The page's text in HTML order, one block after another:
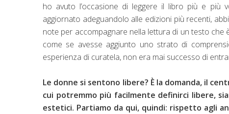
ho avuto l’occasione di leggere il libro più e più
aggiornato adeguandolo alle edizioni più recenti,
note per accompagnare nella lettura di un testo che
come se avesse aggiunto uno strato di
esperienza di curatela, non era mai successo di
Le donne si sentono libere? È la domanda, il
cui potremmo più facilmente definirci libere,
estetici. Partiamo da qui, quindi: rispetto agli